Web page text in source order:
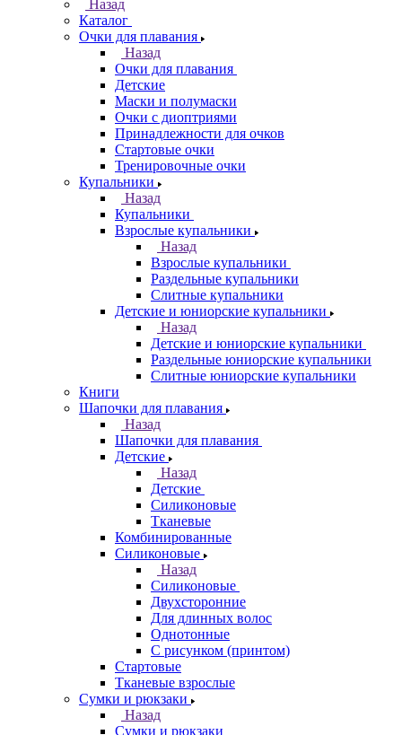
Назад
Каталог
Очки для плавания
Назад
Очки для плавания
Детские
Маски и полумаски
Очки с диоптриями
Принадлежности для очков
Стартовые очки
Тренировочные очки
Купальники
Назад
Купальники
Взрослые купальники
Назад
Взрослые купальники
Раздельные купальники
Слитные купальники
Детские и юниорские купальники
Назад
Детские и юниорские купальники
Раздельные юниорские купальники
Слитные юниорские купальники
Книги
Шапочки для плавания
Назад
Шапочки для плавания
Детские
Назад
Детские
Силиконовые
Тканевые
Комбинированные
Силиконовые
Назад
Силиконовые
Двухсторонние
Для длинных волос
Однотонные
С рисунком (принтом)
Стартовые
Тканевые взрослые
Сумки и рюкзаки
Назад
Сумки и рюкзаки